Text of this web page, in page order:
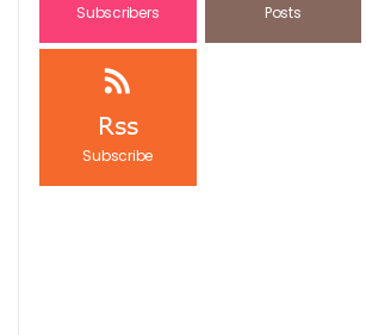
Subscribers Posts
Rss
Subscribe